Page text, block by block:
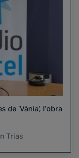
de 'Vània', l'obra
Trias